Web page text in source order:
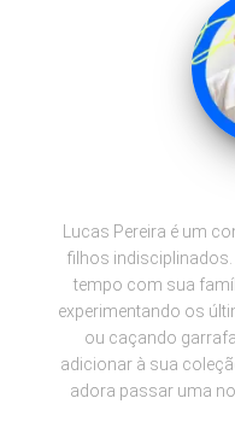
Lucas Pereira é um
filhos
tempo com sua
experimentando os
ou caçando
adicionar à sua
adora passar uma